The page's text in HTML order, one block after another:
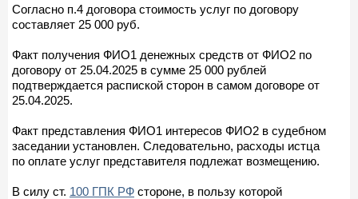
Согласно п.4 договора стоимость услуг по договору
составляет 25 000 руб.
Факт получения ФИО1 денежных средств от ФИО2 по
договору от 25.04.2025 в сумме 25 000 рублей
подтверждается распиской сторон в самом договоре от
25.04.2025.
Факт представления ФИО1 интересов ФИО2 в судебном
заседании установлен. Следовательно, расходы истца
по оплате услуг представителя подлежат возмещению.
В силу ст. 100 ГПК РФ стороне, в пользу которой